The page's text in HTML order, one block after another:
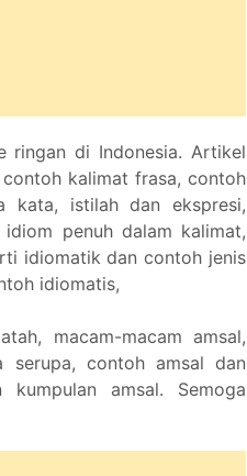
ringan di Indonesia. Artikel
kalimat frasa, contoh
kata, istilah dan ekspresi,
penuh dalam kalimat,
idiomatik dan contoh jenis
idiomatis,
macam-macam amsal,
serupa, contoh amsal dan
kumpulan amsal. Semoga